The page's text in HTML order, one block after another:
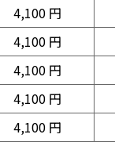
4,100 円
4,100 円
4,100 円
4,100 円
4,100 円